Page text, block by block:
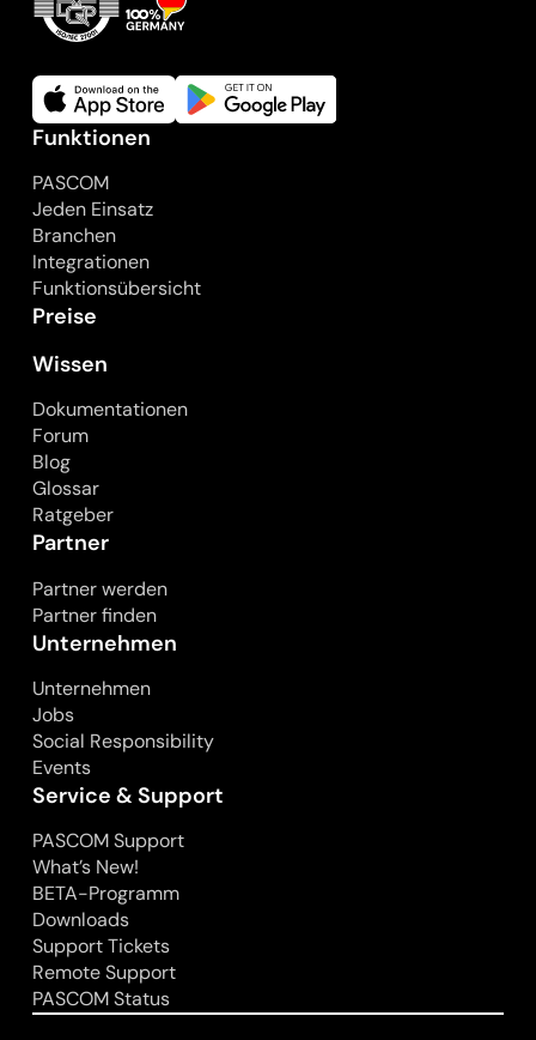
Funktionen
PASCOM
Jeden Einsatz
Branchen
Integrationen
Funktionsübersicht
Preise
Wissen
Dokumentationen
Forum
Blog
Glossar
Ratgeber
Partner
Partner werden
Partner finden
Unternehmen
Unternehmen
Jobs
Social Responsibility
Events
Service & Support
PASCOM Support
What’s New!
BETA-Programm
Downloads
Support Tickets
Remote Support
PASCOM Status